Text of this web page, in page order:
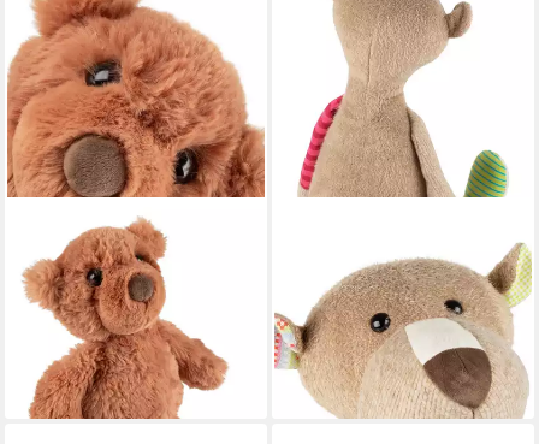
Kuscheltier Bär Flauscherie
Plüschtier für Kinder Unisex
(1-St)
ab 18,70 € UVP24,95 €
-25%
lieferbar - in 3-4 Werktagen bei dir
Sweety für Kleinkinder und
Kinder Unisex (1-St)
83,29 € UVP119,00 €
-30%
lieferbar - in 3-4 Werktagen bei dir